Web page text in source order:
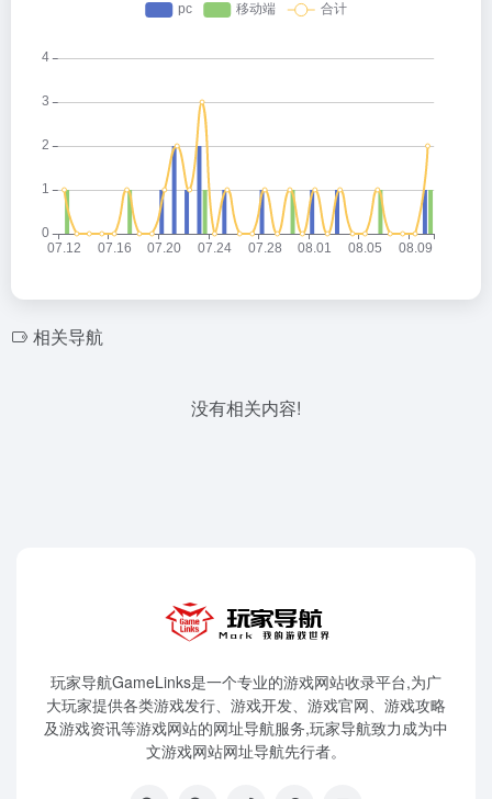
相关导航
没有相关内容!
玩家导航GameLinks是一个专业的游戏网站收录平台,为广
大玩家提供各类游戏发行、游戏开发、游戏官网、游戏攻略
及游戏资讯等游戏网站的网址导航服务,玩家导航致力成为中
文游戏网站网址导航先行者。